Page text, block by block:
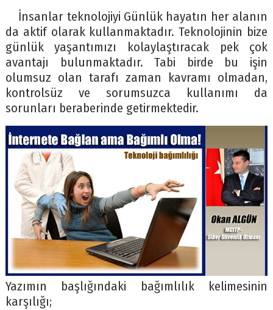
İnsanlar teknolojiyi Günlük hayatın her alanın
da aktif olarak kullanmaktadır. Teknolojinin bize
günlük yaşantımızı kolaylaştıracak pek çok
avantajı bulunmaktadır. Tabi birde bu işin
olumsuz olan tarafı zaman kavramı olmadan,
kontrolsüz ve sorumsuzca kullanımı da
sorunları beraberinde getirmektedir.
Yazımın başlığındaki bağımlılık kelimesinin
karşılığı;